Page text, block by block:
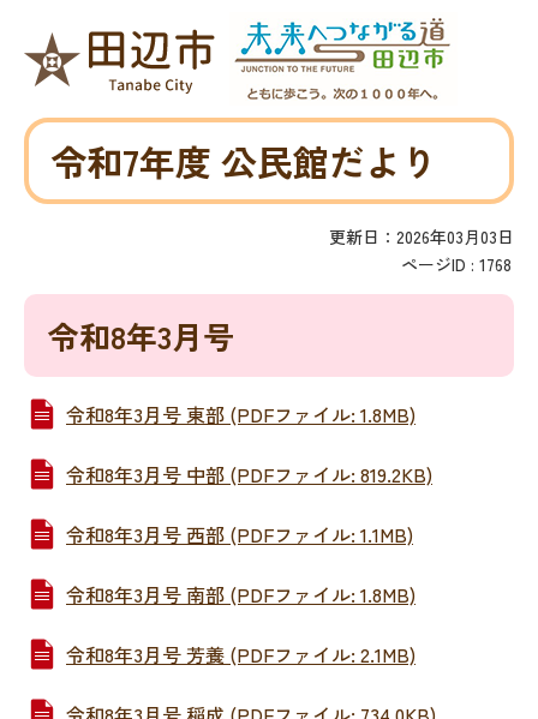
令和7年度 公民館だより
更新日：2026年03月03日
ページID : 1768
令和8年3月号
令和8年3月号 東部 (PDFファイル: 1.8MB)
令和8年3月号 中部 (PDFファイル: 819.2KB)
令和8年3月号 西部 (PDFファイル: 1.1MB)
令和8年3月号 南部 (PDFファイル: 1.8MB)
令和8年3月号 芳養 (PDFファイル: 2.1MB)